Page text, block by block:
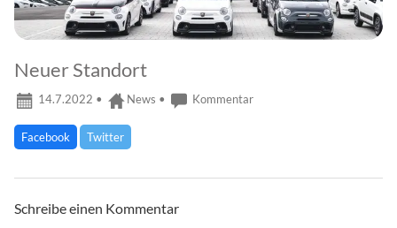
Neuer Standort
14.7.2022 • News • Kommentar
Facebook Twitter
Schreibe einen Kommentar